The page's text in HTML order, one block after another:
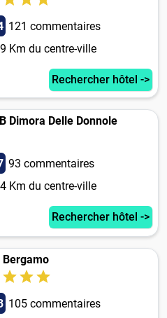
121 commentaires
Km du centre-ville
Rechercher hôtel ->
Dimora Delle Donnole
93 commentaires
Km du centre-ville
Rechercher hôtel ->
Bergamo
105 commentaires